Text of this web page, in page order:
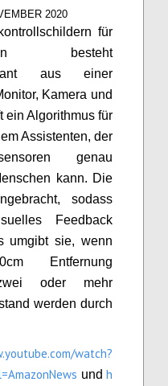
2020
für
besteht
aus einer
Kamera und
ein Algorithmus für
Assistenten, der
genau
kann. Die
sodass
Feedback
umgibt sie, wenn
Entfernung
oder mehr
werden durch
watch?
und h